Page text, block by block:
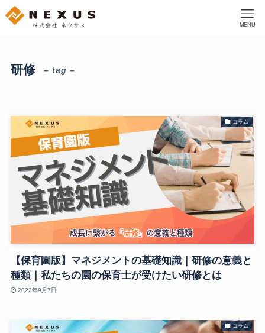
MENU
研修 – tag –
コラム
【保育園版】マネジメントの基礎知識｜研修の意義と
種類｜私たちの園の保育士が受けたい研修とは
2022年9月7日
コラム